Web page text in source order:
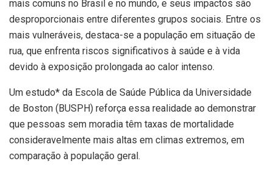
mais comuns no Brasil e no mundo, e seus impactos são
desproporcionais entre diferentes grupos sociais. Entre os
mais vulneráveis, destaca-se a população em situação de
rua, que enfrenta riscos significativos à saúde e à vida
devido à exposição prolongada ao calor intenso.
Um estudo* da Escola de Saúde Pública da Universidade
de Boston (BUSPH) reforça essa realidade ao demonstrar
que pessoas sem moradia têm taxas de mortalidade
consideravelmente mais altas em climas extremos, em
comparação à população geral.